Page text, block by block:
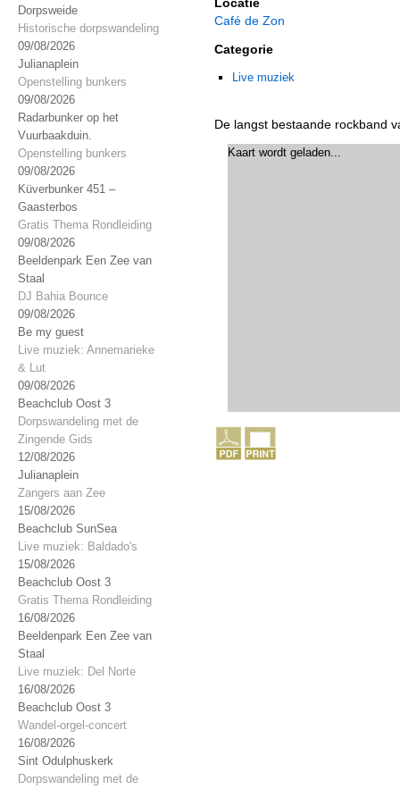
Dorpsweide
Historische dorpswandeling
09/08/2026
Julianaplein
Openstelling bunkers
09/08/2026
Radarbunker op het
Vuurbaakduin.
Openstelling bunkers
09/08/2026
Küverbunker 451 –
Gaasterbos
Gratis Thema Rondleiding
09/08/2026
Beeldenpark Een Zee van
Staal
DJ Bahia Bounce
09/08/2026
Be my guest
Live muziek: Annemarieke
& Lut
09/08/2026
Beachclub Oost 3
Dorpswandeling met de
Zingende Gids
12/08/2026
Julianaplein
Zangers aan Zee
15/08/2026
Beachclub SunSea
Live muziek: Baldado's
15/08/2026
Beachclub Oost 3
Gratis Thema Rondleiding
16/08/2026
Beeldenpark Een Zee van
Staal
Live muziek: Del Norte
16/08/2026
Beachclub Oost 3
Wandel-orgel-concert
16/08/2026
Sint Odulphuskerk
Dorpswandeling met de
Café de Zon
Categorie
Live muziek
De langst bestaande rockband
Kaart wordt geladen...